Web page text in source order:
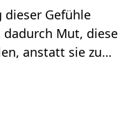
Gefühle
Mut, diese
anstatt sie zu…